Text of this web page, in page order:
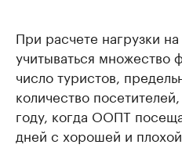
При расчете нагрузки
учитываться множество
число туристов,
количество
году, когда ООПТ
дней с хорошей и